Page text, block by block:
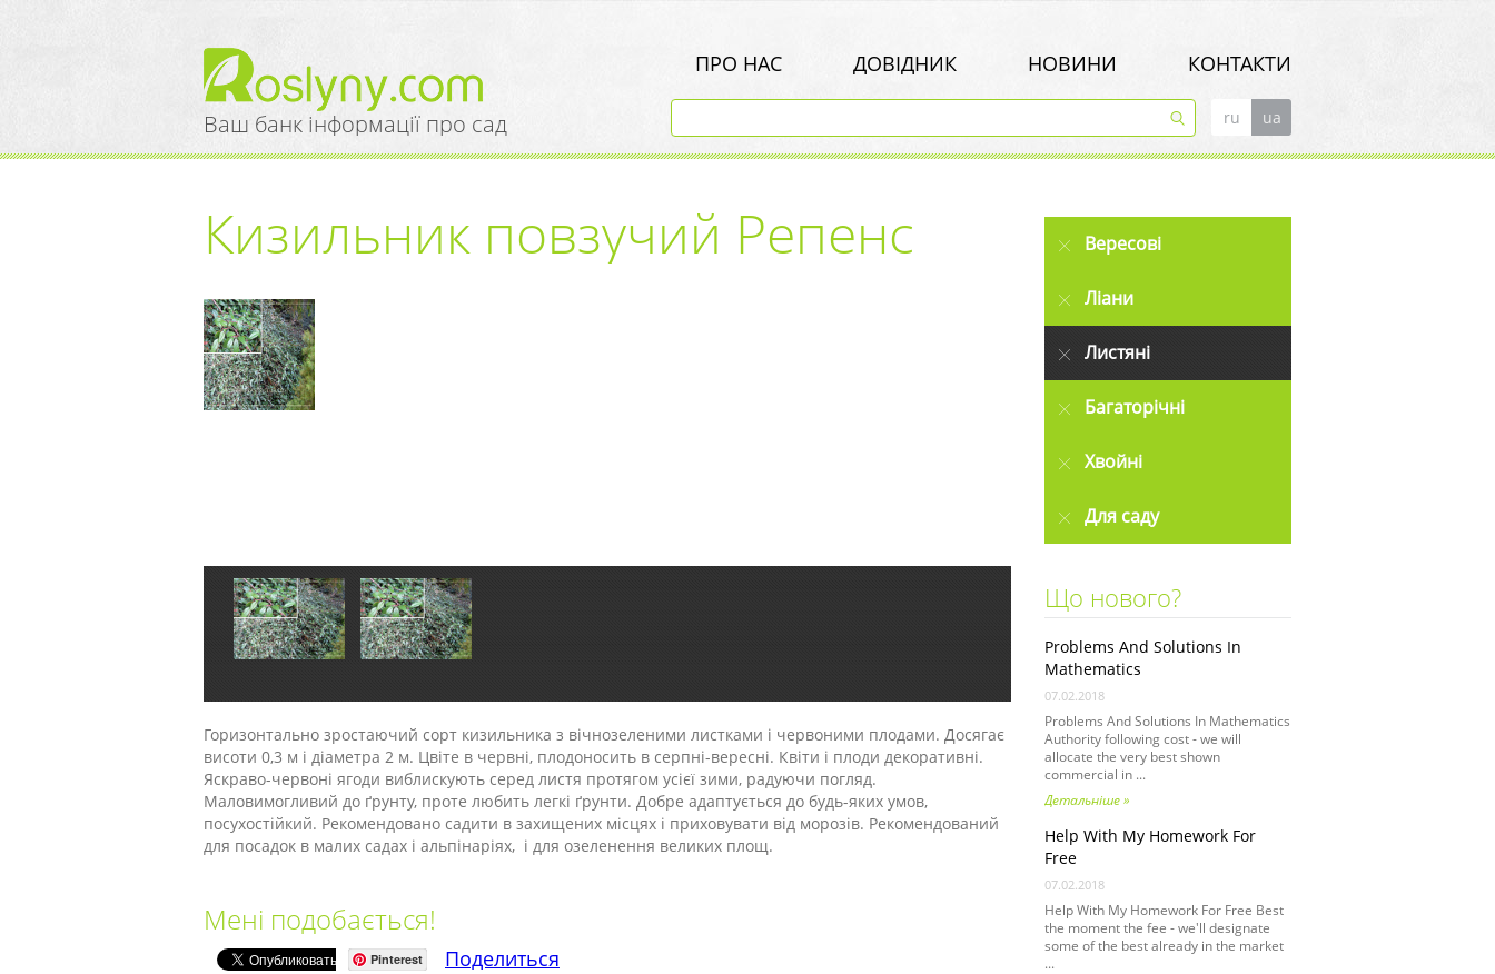
Ваш банк інформації про сад
ПРО НАС ДОВІДНИК НОВИНИ КОНТАКТИ
ru ua
Кизильник повзучий Репенс
Горизонтально зростаючий сорт кизильника з вічнозеленими листками і червоними плодами. Досягає
висоти 0,3 м і діаметра 2 м. Цвіте в червні, плодоносить в серпні-вересні. Квіти і плоди декоративні.
Яскраво-червоні ягоди виблискують серед листя протягом усієї зими, радуючи погляд.
Маловимогливий до ґрунту, проте любить легкі ґрунти. Добре адаптується до будь-яких умов,
посухостійкий. Рекомендовано садити в захищених місцях і приховувати від морозів. Рекомендований
для посадок в малих садах і альпінаріях, і для озеленення великих площ.
Мені подобається!
Pinterest Поделиться
Вересові
Ліани
Листяні
Багаторічні
Хвойні
Для саду
Що нового?
Problems And Solutions In
Mathematics
07.02.2018
Problems And Solutions In Mathematics
Authority following cost - we will
allocate the very best shown
commercial in ...
Детальніше »
Help With My Homework For
Free
07.02.2018
Help With My Homework For Free Best
the moment the fee - we'll designate
some of the best already in the market
...